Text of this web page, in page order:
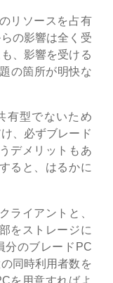
リソースを占有
の影響は全く受
、影響を受ける
の箇所が明快な
有型でないため
、必ずブレード
デメリットもあ
ると、はるかに
ライアントと、
をストレージに
分のブレードPC
同時利用者数を
を用意すればよ